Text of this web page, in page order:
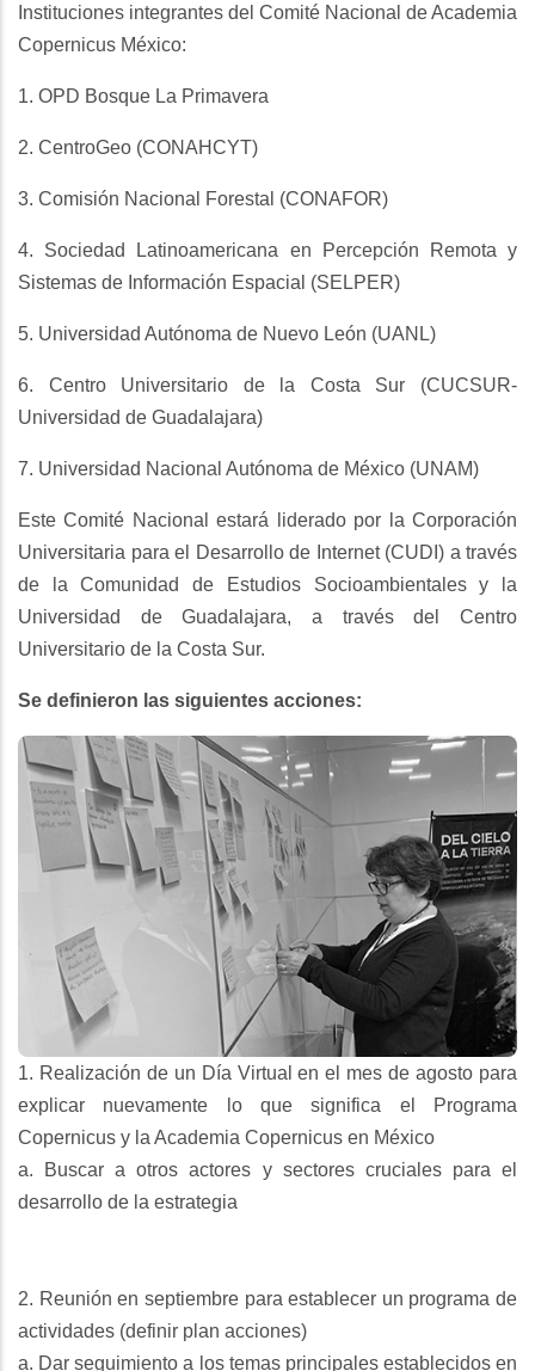
Instituciones integrantes del Comité Nacional de Academia
Copernicus México:
1. OPD Bosque La Primavera
2. CentroGeo (CONAHCYT)
3. Comisión Nacional Forestal (CONAFOR)
4. Sociedad Latinoamericana en Percepción Remota y
Sistemas de Información Espacial (SELPER)
5. Universidad Autónoma de Nuevo León (UANL)
6. Centro Universitario de la Costa Sur (CUCSUR-
Universidad de Guadalajara)
7. Universidad Nacional Autónoma de México (UNAM)
Este Comité Nacional estará liderado por la Corporación
Universitaria para el Desarrollo de Internet (CUDI) a través
de la Comunidad de Estudios Socioambientales y la
Universidad de Guadalajara, a través del Centro
Universitario de la Costa Sur.
Se definieron las siguientes acciones:
1. Realización de un Día Virtual en el mes de agosto para
explicar nuevamente lo que significa el Programa
Copernicus y la Academia Copernicus en México
a. Buscar a otros actores y sectores cruciales para el
desarrollo de la estrategia
2. Reunión en septiembre para establecer un programa de
actividades (definir plan acciones)
a. Dar seguimiento a los temas principales establecidos en